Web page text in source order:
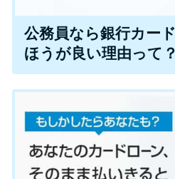
公務員なら銀行カー
ほうが良い理由って？